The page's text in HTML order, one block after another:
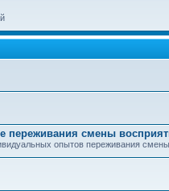
переживания смены
опытов переживания